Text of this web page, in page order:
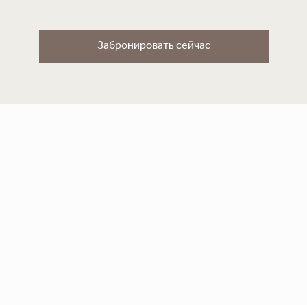
Забронировать сейчас